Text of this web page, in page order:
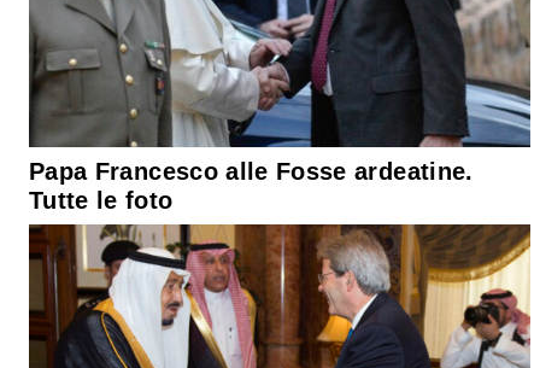
Papa Francesco alle Fosse ardeatine.
Tutte le foto